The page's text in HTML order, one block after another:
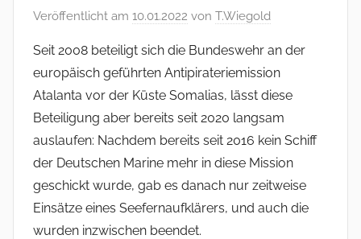
Veröffentlicht am 10.01.2022 von T.Wiegold
Seit 2008 beteiligt sich die Bundeswehr an der
europäisch geführten Antipirateriemission
Atalanta vor der Küste Somalias, lässt diese
Beteiligung aber bereits seit 2020 langsam
auslaufen: Nachdem bereits seit 2016 kein Schiff
der Deutschen Marine mehr in diese Mission
geschickt wurde, gab es danach nur zeitweise
Einsätze eines Seefernaufklärers, und auch die
wurden inzwischen beendet.